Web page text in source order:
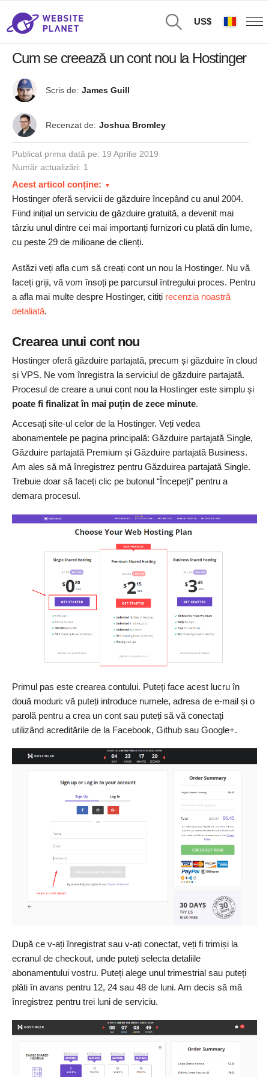
US$
Cum se creează un cont nou la Hostinger
Scris de: James Guill
Recenzat de: Joshua Bromley
Publicat prima dată pe: 19 Aprilie 2019
Număr actualizări: 1
Acest articol conține:
Hostinger oferă servicii de găzduire începând cu anul 2004.
Fiind inițial un serviciu de găzduire gratuită, a devenit mai
târziu unul dintre cei mai importanți furnizori cu plată din lume,
cu peste 29 de milioane de clienți.
Astăzi veți afla cum să creați cont un nou la Hostinger. Nu vă
faceți griji, vă vom însoți pe parcursul întregului proces. Pentru
a afla mai multe despre Hostinger, citiți recenzia noastră
detaliată.
Crearea unui cont nou
Hostinger oferă găzduire partajată, precum și găzduire în cloud
și VPS. Ne vom înregistra la serviciul de găzduire partajată.
Procesul de creare a unui cont nou la Hostinger este simplu și
poate fi finalizat în mai puțin de zece minute.
Accesați site-ul celor de la Hostinger. Veți vedea
abonamentele pe pagina principală: Găzduire partajată Single,
Găzduire partajată Premium și Găzduire partajată Business.
Am ales să mă înregistrez pentru Găzduirea partajată Single.
Trebuie doar să faceți clic pe butonul “Începeți” pentru a
demara procesul.
Primul pas este crearea contului. Puteți face acest lucru în
două moduri: vă puteți introduce numele, adresa de e-mail și o
parolă pentru a crea un cont sau puteți să vă conectați
utilizând acreditările de la Facebook, Github sau Google+.
După ce v-ați înregistrat sau v-ați conectat, veți fi trimiși la
ecranul de checkout, unde puteți selecta detaliile
abonamentului vostru. Puteți alege unul trimestrial sau puteți
plăti în avans pentru 12, 24 sau 48 de luni. Am decis să mă
înregistrez pentru trei luni de serviciu.